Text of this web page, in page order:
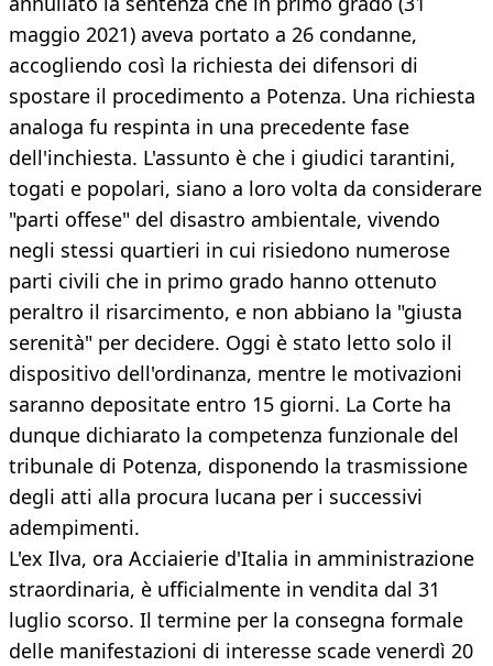
maggio 2021) aveva portato a 26 condanne,
accogliendo così la richiesta dei difensori di
spostare il procedimento a Potenza. Una richiesta
analoga fu respinta in una precedente fase
dell'inchiesta. L'assunto è che i giudici tarantini,
togati e popolari, siano a loro volta da considerare
"parti offese" del disastro ambientale, vivendo
negli stessi quartieri in cui risiedono numerose
parti civili che in primo grado hanno ottenuto
peraltro il risarcimento, e non abbiano la "giusta
serenità" per decidere. Oggi è stato letto solo il
dispositivo dell'ordinanza, mentre le motivazioni
saranno depositate entro 15 giorni. La Corte ha
dunque dichiarato la competenza funzionale del
tribunale di Potenza, disponendo la trasmissione
degli atti alla procura lucana per i successivi
adempimenti.
L'ex Ilva, ora Acciaierie d'Italia in amministrazione
straordinaria, è ufficialmente in vendita dal 31
luglio scorso. Il termine per la consegna formale
delle manifestazioni di interesse scade venerdì 20